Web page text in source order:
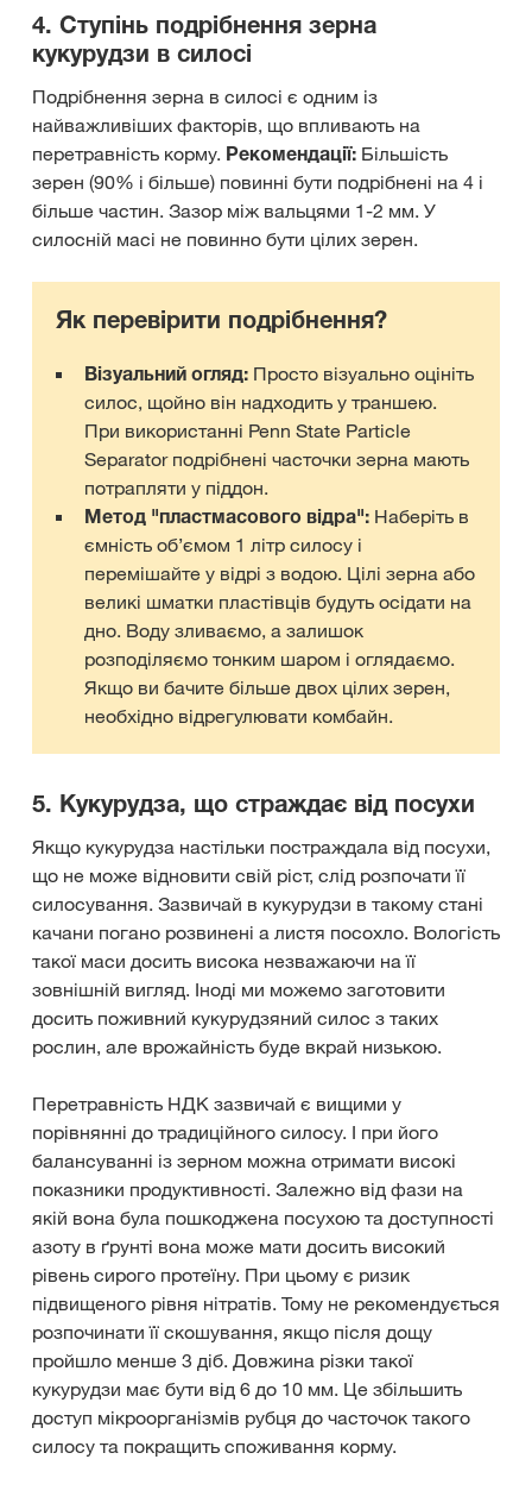
4. Ступінь подрібнення зерна
кукурудзи в силосі
Подрібнення зерна в силосі є одним із
найважливіших факторів, що впливають на
перетравність корму. Рекомендації: Більшість
зерен (90% і більше) повинні бути подрібнені на 4 і
більше частин. Зазор між вальцями 1-2 мм. У
силосній масі не повинно бути цілих зерен.
Як перевірити подрібнення?
Візуальний огляд: Просто візуально оцініть
силос, щойно він надходить у траншею.
При використанні Penn State Particle
Separator подрібнені часточки зерна мають
потрапляти у піддон.
Метод "пластмасового відра": Наберіть в
ємність об’ємом 1 літр силосу і
перемішайте у відрі з водою. Цілі зерна або
великі шматки пластівців будуть осідати на
дно. Воду зливаємо, а залишок
розподіляємо тонким шаром і оглядаємо.
Якщо ви бачите більше двох цілих зерен,
необхідно відрегулювати комбайн.
5. Кукурудза, що страждає від посухи
Якщо кукурудза настільки постраждала від посухи,
що не може відновити свій ріст, слід розпочати її
силосування. Зазвичай в кукурудзи в такому стані
качани погано розвинені а листя посохло. Вологість
такої маси досить висока незважаючи на її
зовнішній вигляд. Іноді ми можемо заготовити
досить поживний кукурудзяний силос з таких
рослин, але врожайність буде вкрай низькою.
Перетравність НДК зазвичай є вищими у
порівнянні до традиційного силосу. І при його
балансуванні із зерном можна отримати високі
показники продуктивності. Залежно від фази на
якій вона була пошкоджена посухою та доступності
азоту в ґрунті вона може мати досить високий
рівень сирого протеїну. При цьому є ризик
підвищеного рівня нітратів. Тому не рекомендується
розпочинати її скошування, якщо після дощу
пройшло менше 3 діб. Довжина різки такої
кукурудзи має бути від 6 до 10 мм. Це збільшить
доступ мікроорганізмів рубця до часточок такого
силосу та покращить споживання корму.